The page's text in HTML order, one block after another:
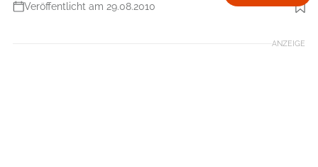
Veröffentlicht am 29.08.2010
ANZEIGE